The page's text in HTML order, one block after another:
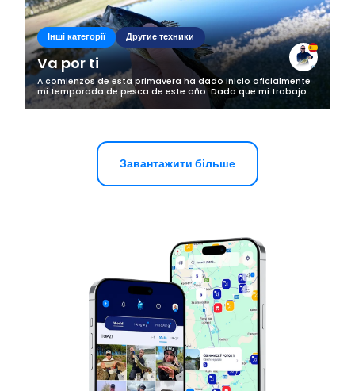
Інші категорії Другие техники
Va por ti
A comienzos de esta primavera ha dado inicio oficialmente
mi temporada de pesca de este año. Dado que mi trabajo
no me deja mucho tiempo libre no puedo bajar mucho al río
(que es donde están los...
Завантажити більше